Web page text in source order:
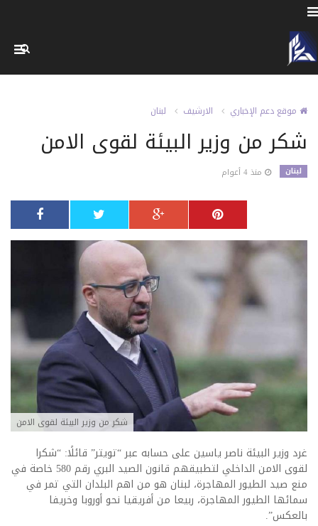
موقع دعم الإخباري الارشيف لبنان
شكر من وزير البيئة لقوى الامن
لبنان منذ 4 أعوام
شكر من وزير البيئة لقوى الامن
غرد وزير البيئة ناصر ياسين على حسابه عبر “تويتر” قائلًا: “‏شكرا
لقوى الامن الداخلي لتطبيقهم قانون الصيد البري رقم 580 خاصة في
منع صيد الطيور المهاجرة، لبنان هو من اهم البلدان التي تمر في
سمائها الطيور المهاجرة، ربيعا من أفريقيا نحو أوروبا وخريفا
بالعكس”.